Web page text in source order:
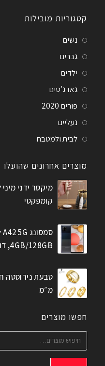
קטגוריות מובילות
נשים
גברים
ילדים
גאדג'טים
פורים 2020
נעליים
לבית ולמטבח
מוצרים אחרונים שהועלו
מיקסר ידני
קומפקטי
4GB/128GB, דואל סים
מ״מ
חפשו מוצרים